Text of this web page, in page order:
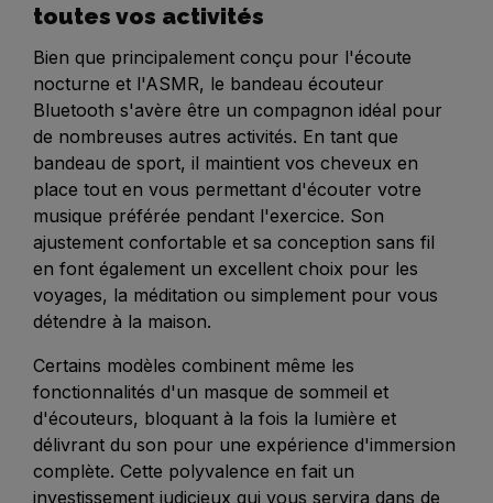
toutes vos activités
Bien que principalement conçu pour l'écoute
nocturne et l'ASMR, le bandeau écouteur
Bluetooth s'avère être un compagnon idéal pour
de nombreuses autres activités. En tant que
bandeau de sport, il maintient vos cheveux en
place tout en vous permettant d'écouter votre
musique préférée pendant l'exercice. Son
ajustement confortable et sa conception sans fil
en font également un excellent choix pour les
voyages, la méditation ou simplement pour vous
détendre à la maison.
Certains modèles combinent même les
fonctionnalités d'un masque de sommeil et
d'écouteurs, bloquant à la fois la lumière et
délivrant du son pour une expérience d'immersion
complète. Cette polyvalence en fait un
investissement judicieux qui vous servira dans de